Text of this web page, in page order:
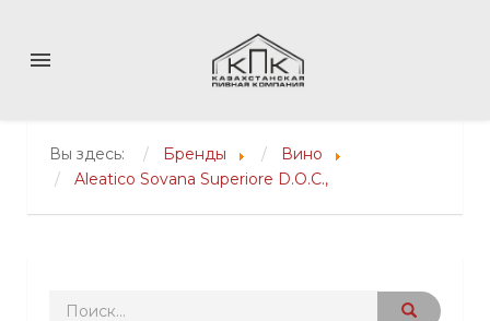
menu
Вы здесь: Бренды
Вино
Aleatico Sovana Superiore D.O.C.,